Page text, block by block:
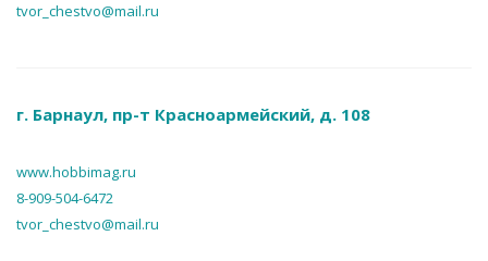
tvor_chestvo@mail.ru
г. Барнаул, пр-т Красноармейский, д. 108
www.hobbimag.ru
8-909-504-6472
tvor_chestvo@mail.ru